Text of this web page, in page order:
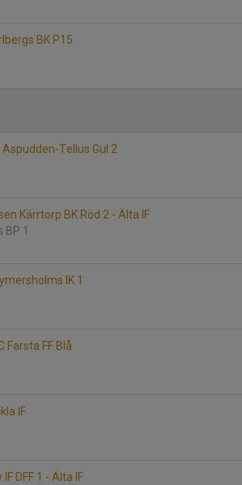
BK P15
Aspudden-Tellus Gul 2
Kärrtorp BK Röd 2 - Älta IF
1
IK 1
Farsta FF Blå
IF
DFF 1 - Älta IF